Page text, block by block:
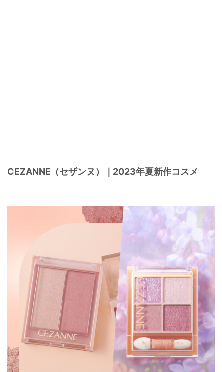
CEZANNE（セザンヌ）｜2023年夏新作コスメ